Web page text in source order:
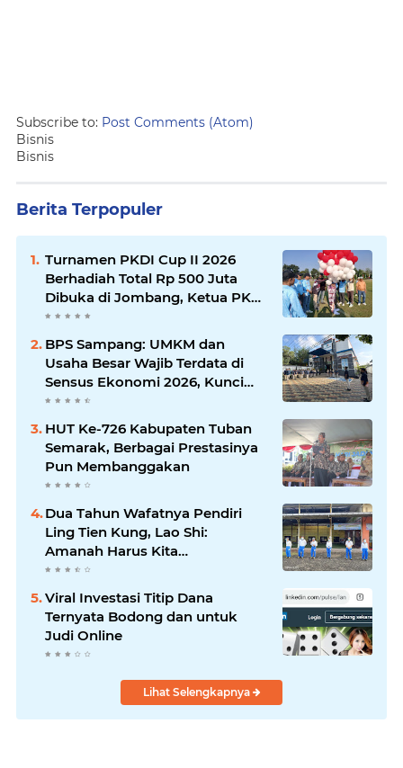
Subscribe to: Post Comments (Atom)
Bisnis
Bisnis
Berita Terpopuler
Turnamen PKDI Cup II 2026
Berhadiah Total Rp 500 Juta
Dibuka di Jombang, Ketua PKDI
Jatim Syaifullah Mahdi: Ajang
Komunikasi Antar-Kades untuk
Memajukan Desa
BPS Sampang: UMKM dan
Usaha Besar Wajib Terdata di
Sensus Ekonomi 2026, Kunci
Kebijakan Tepat Sasaran
HUT Ke-726 Kabupaten Tuban
Semarak, Berbagai Prestasinya
Pun Membanggakan
Dua Tahun Wafatnya Pendiri
Ling Tien Kung, Lao Shi:
Amanah Harus Kita
Laksanakan!
Viral Investasi Titip Dana
Ternyata Bodong dan untuk
Judi Online
Lihat Selengkapnya